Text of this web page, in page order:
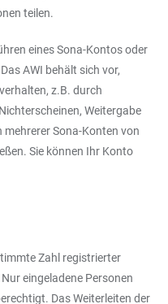
teilen.
eines Sona-Kontos oder
AWI behält sich vor,
z.B. durch
Weitergabe
Sona-Konten von
Sie können Ihr Konto
Zahl registrierter
eingeladene Personen
Das Weiterleiten der